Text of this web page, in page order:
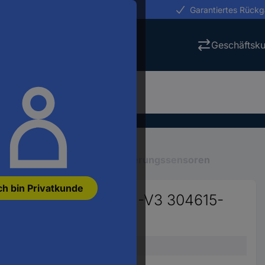
bin Privatkunde
Garantiertes
Industriesensoren Näherungssensoren
8GM30-E2-0,3M-V3 304615-